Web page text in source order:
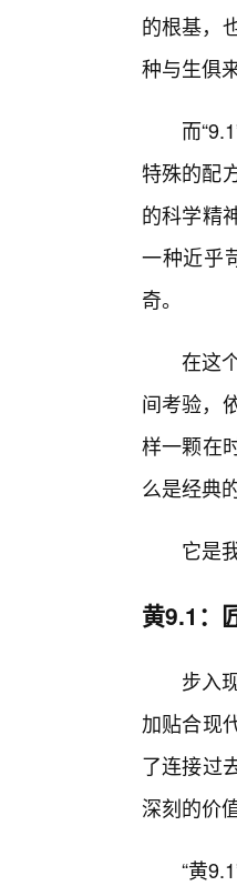
的根基，
种与生俱
而
特殊的配
的科学精
一种近乎
奇。
在这
间考验，
样一颗在
么是经典
它是
黄9.1：
步入
加贴合现
了连接过
深刻的价值
“黄